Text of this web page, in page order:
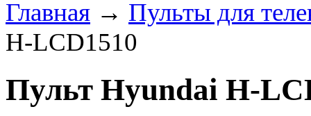
Главная → Пульты для
H-LCD1510
Пульт Hyundai H-